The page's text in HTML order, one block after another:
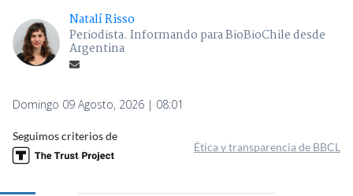
Natalí Risso
Periodista. Informando para BioBioChile desde
Argentina
Domingo 09 Agosto, 2026 | 08:01
Seguimos criterios de
Ética y transparencia de BBCL